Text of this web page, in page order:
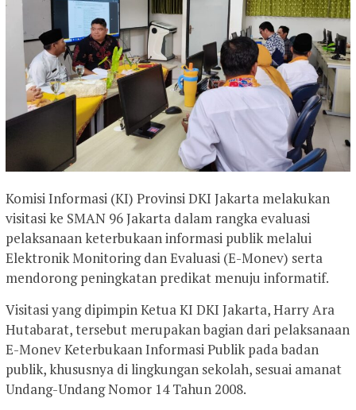
Komisi Informasi (KI) Provinsi DKI Jakarta melakukan
visitasi ke SMAN 96 Jakarta dalam rangka evaluasi
pelaksanaan keterbukaan informasi publik melalui
Elektronik Monitoring dan Evaluasi (E-Monev) serta
mendorong peningkatan predikat menuju informatif.
Visitasi yang dipimpin Ketua KI DKI Jakarta, Harry Ara
Hutabarat, tersebut merupakan bagian dari pelaksanaan
E-Monev Keterbukaan Informasi Publik pada badan
publik, khususnya di lingkungan sekolah, sesuai amanat
Undang-Undang Nomor 14 Tahun 2008.